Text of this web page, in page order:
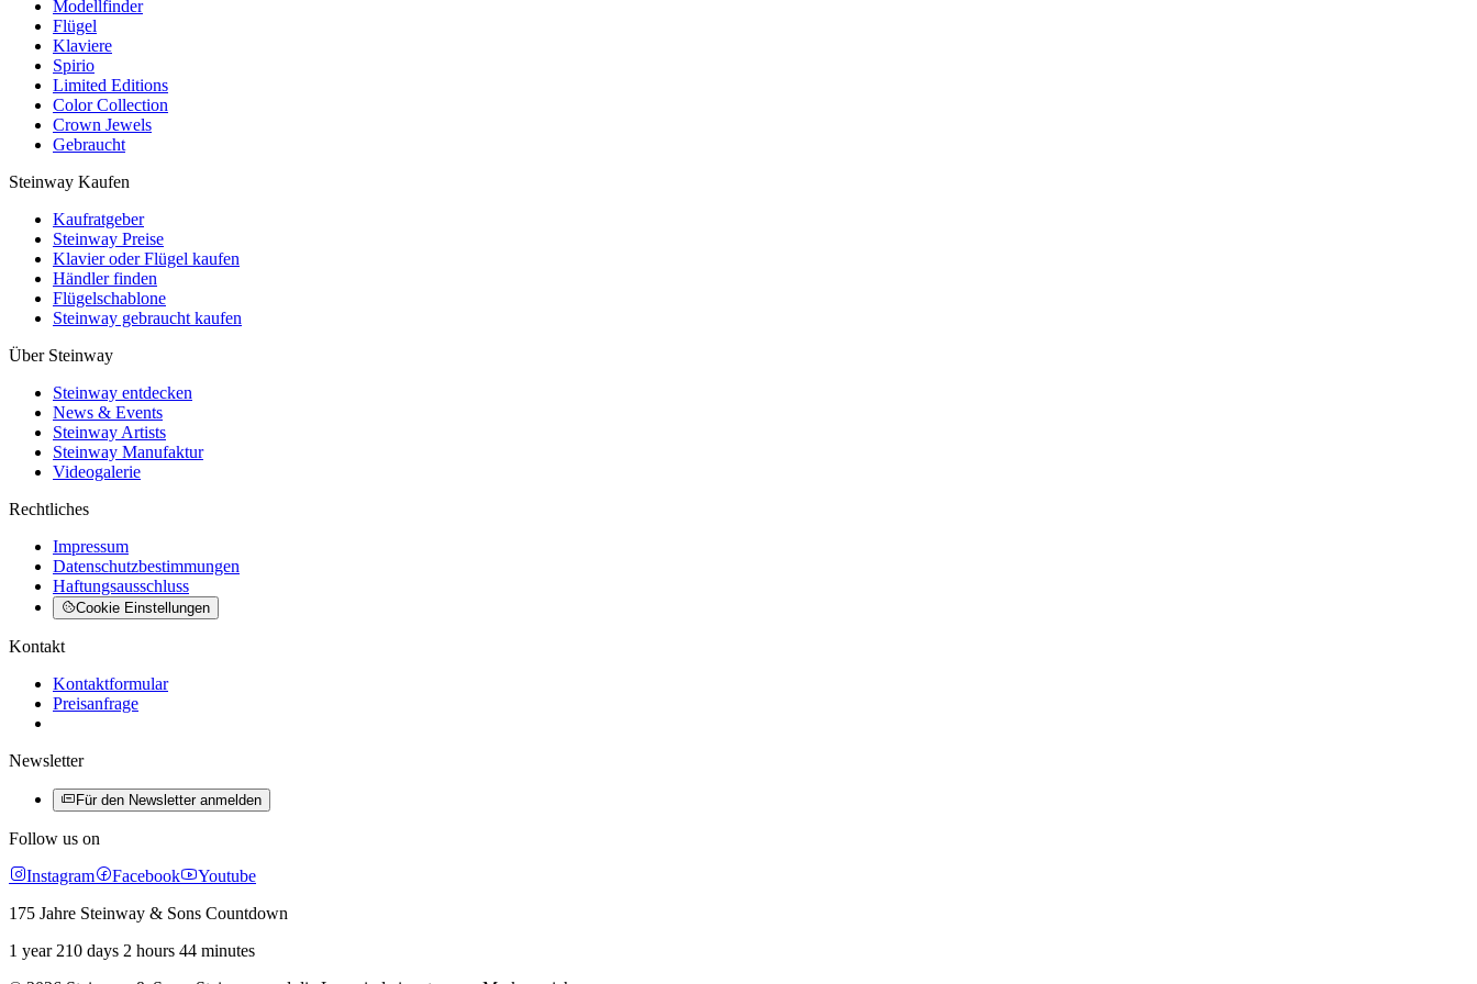
Modellfinder
Flügel
Klaviere
Spirio
Limited Editions
Color Collection
Crown Jewels
Gebraucht
Steinway Kaufen
Kaufratgeber
Steinway Preise
Klavier oder Flügel kaufen
Händler finden
Flügelschablone
Steinway gebraucht kaufen
Über Steinway
Steinway entdecken
News & Events
Steinway Artists
Steinway Manufaktur
Videogalerie
Rechtliches
Impressum
Datenschutzbestimmungen
Haftungsausschluss
Cookie Einstellungen
Kontakt
Kontaktformular
Preisanfrage
Newsletter
Für den Newsletter anmelden
Follow us on
Instagram
Facebook
Youtube
175 Jahre Steinway & Sons Countdown
1 year 210 days 2 hours 44 minutes